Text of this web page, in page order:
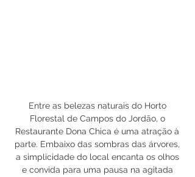
Entre as belezas naturais do Horto
Florestal de Campos do Jordão, o
Restaurante Dona Chica é uma atração à
parte. Embaixo das sombras das árvores,
a simplicidade do local encanta os olhos
e convida para uma pausa na agitada